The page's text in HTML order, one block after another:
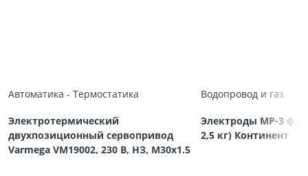
Автоматика - Термостатика
Электротермический
двухпозиционный сервопривод
Varmega VM19002, 230 В, НЗ, M30х1.5
Водопровод и газ
Электроды МР-3 ф
2,5 кг) Континент